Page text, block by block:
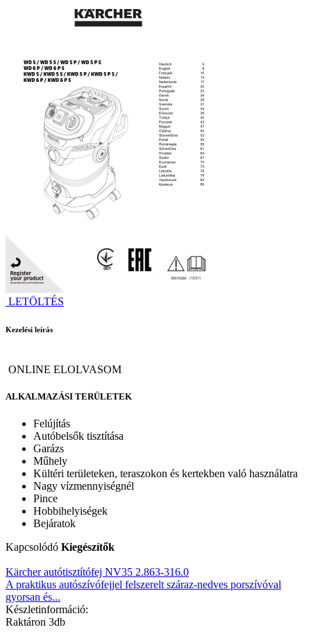
LETÖLTÉS
Kezelési leírás
ONLINE ELOLVASOM
ALKALMAZÁSI TERÜLETEK
Felújítás
Autóbelsők tisztítása
Garázs
Műhely
Kültéri területeken, teraszokon és kertekben való használatra
Nagy vízmennyiségnél
Pince
Hobbihelyiségek
Bejáratok
Kapcsolódó Kiegészítők
Kärcher autótisztítófej NV35 2.863-316.0
A praktikus autószívófejjel felszerelt száraz-nedves porszívóval
gyorsan és...
Készletinformáció:
Raktáron 3db